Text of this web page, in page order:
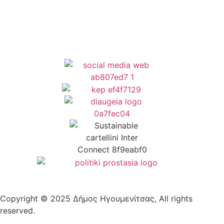
Copyright © 2025 Δήμος Ηγουμενίτσας, All rights
reserved.